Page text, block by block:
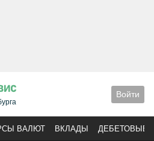
Войти
ВАЛЮТ ВКЛАДЫ ДЕБЕТОВЫЕ